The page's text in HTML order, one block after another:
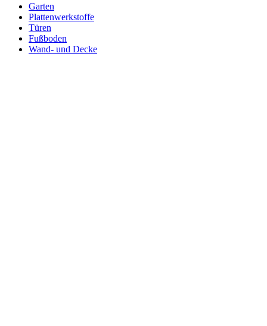
Garten
Plattenwerkstoffe
Türen
Fußboden
Wand- und Decke